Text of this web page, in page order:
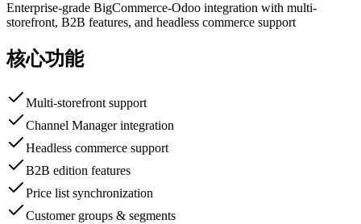
Enterprise-grade BigCommerce-Odoo integration with multi-
storefront, B2B features, and headless commerce support
核心功能
Multi-storefront support
Channel Manager integration
Headless commerce support
B2B edition features
Price list synchronization
Customer groups & segments